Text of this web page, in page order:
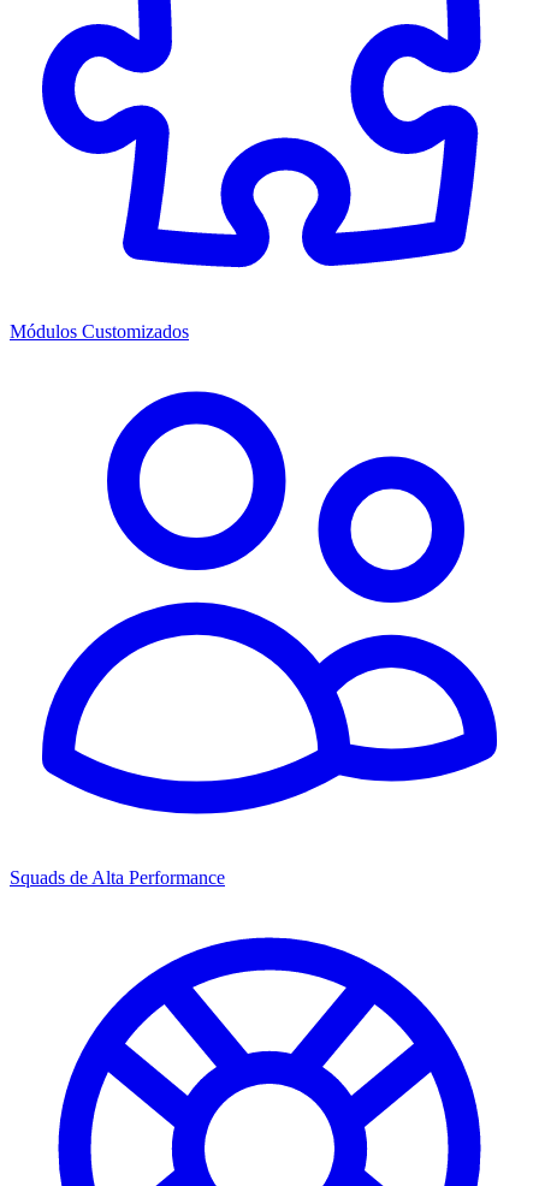
Módulos Customizados
Squads de Alta Performance